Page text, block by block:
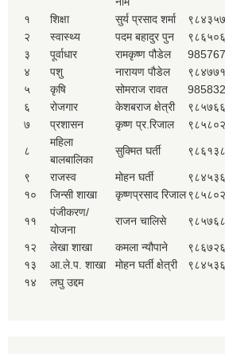
१ शिक्षा सुर्य प्रसाद शर्मा
२
स्वास्थ्य पदम बहादुर पुन
३
पूर्वाधार रामकृष्ण पौडेल
४
पशु नारायण पौडेल
५
कृषि सोमराज रावत
६
रोजगार केशबराज क्षेत्री
७
प्रशासन कृष्ण प्र.रिजाल
८
महिला
बालबालिका
सुक्मित घर्ती
९ राजस्व मोहन घर्ती
१०
जिन्सी शाखा कृष्णप्रसाद रिजाल
११
पंजीकरण/
योजना
राजन चालिसे
१२ लेखा शाखा कमला न्यौपाने
१३
आ.ले.प. शाखा मोहन घर्ती क्षेत्री
१४
लघु उद्दम